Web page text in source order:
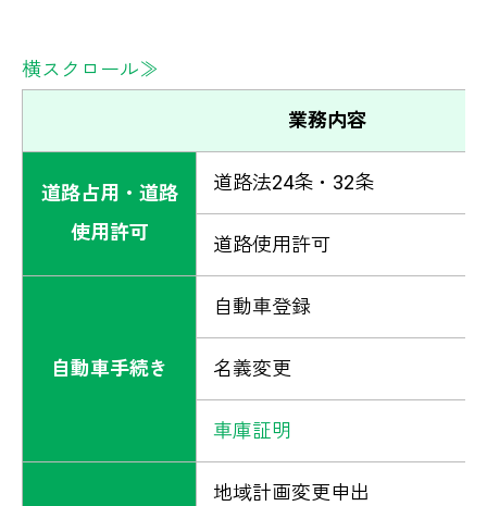
横スクロール≫
業務内容
道路占用・道路
使用許可
道路法24条・32条
道路使用許可
自動車手続き
自動車登録
名義変更
車庫証明
地域計画変更申出